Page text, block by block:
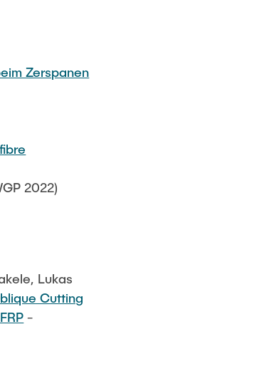
Zerspanen
2022)
Lukas
Cutting
-